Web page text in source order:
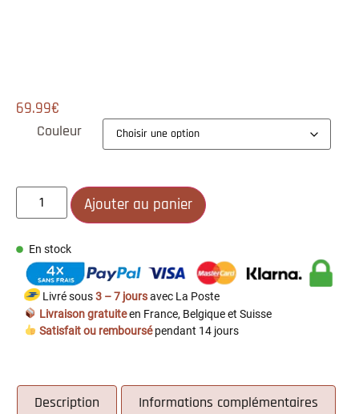
69.99€
Couleur
Ajouter au panier
En stock
Livré sous3 – 7 joursavec La Poste
Livraison gratuiteen France, Belgique et Suisse
Satisfait ou remboursépendant 14 jours
Description Informations complémentaires